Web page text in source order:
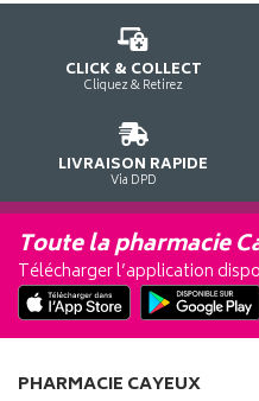
CLICK & COLLECT
Cliquez & Retirez
LIVRAISON RAPIDE
Via DPD
Toute la pharmacie
Télécharger l’application
PHARMACIE CAYEUX